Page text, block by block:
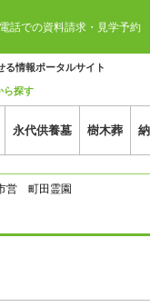
話での資料請求・見学予約
情報ポータルサイト
ら探す
永代供養墓 樹木葬
営 町田霊園